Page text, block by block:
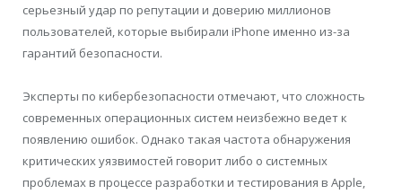
серьезный удар по репутации и доверию миллионов
пользователей, которые выбирали iPhone именно из-за
гарантий безопасности.
Эксперты по кибербезопасности отмечают, что сложность
современных операционных систем неизбежно ведет к
появлению ошибок. Однако такая частота обнаружения
критических уязвимостей говорит либо о системных
проблемах в процессе разработки и тестирования в Apple,